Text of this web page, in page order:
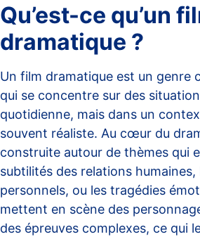
Qu’est-ce qu’un
dramatique ?
Un film dramatique est un genre
qui se concentre sur des
quotidienne, mais dans un
souvent réaliste. Au cœur du
construite autour de thèmes qui
subtilités des relations
personnels, ou les tragédies
mettent en scène des
des épreuves complexes, ce qui